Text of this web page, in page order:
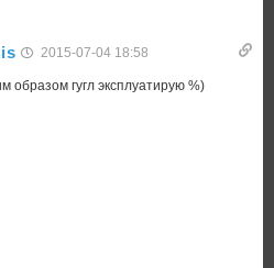
2015-07-04 18:58
образом гугл эксплуатирую %)